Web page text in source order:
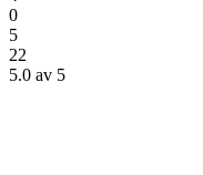
0
5
22
5.0 av 5